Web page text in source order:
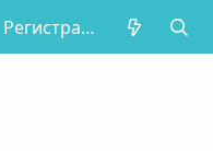
Регистрация